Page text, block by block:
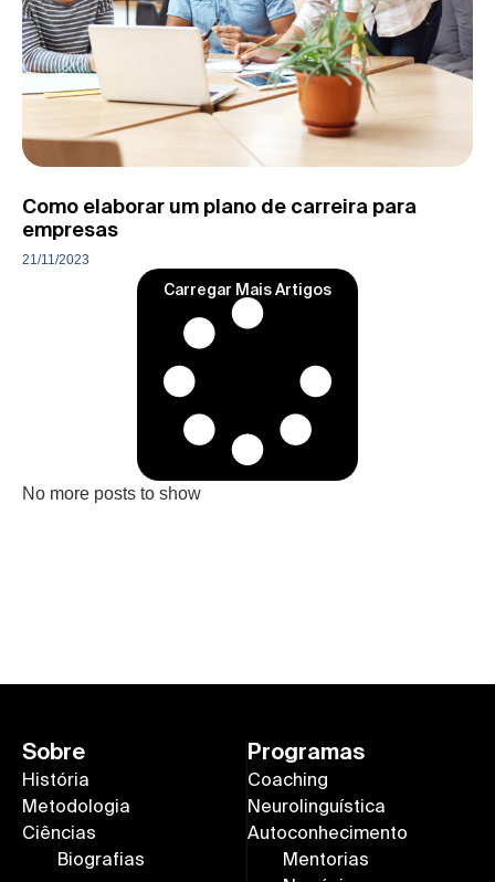
Como elaborar um plano de carreira para
empresas
21/11/2023
Carregar Mais Artigos
No more posts to show
Sobre
História
Metodologia
Ciências
Biografias
Programas
Coaching
Neurolinguística
Autoconhecimento
Mentorias